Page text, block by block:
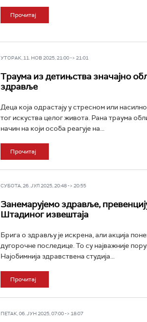
Прочитај
УТОРАК, 11. НОВ 2025, 21:00 -> 21:01
Tраума из детињства значајно
здравље
Деца која одрастају у стресном или
тог искуства целог живота. Рана траума
начин на који особа реагује на...
Прочитај
СУБОТА, 26. ЈУЛ 2025, 20:48 -> 20:55
Занемарујемо здравље,
Штадиног извештаја
Брига о здрављу је искрена, али акција
дугорочне последице. То су најважније
Најобимнија здравствена студија...
Прочитај
ПЕТАК, 06. ЈУН 2025, 07:00 -> 18:07